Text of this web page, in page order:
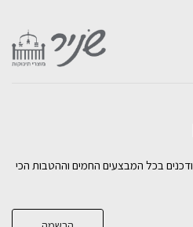
בכל המבצעים החמים וההטבות הכי